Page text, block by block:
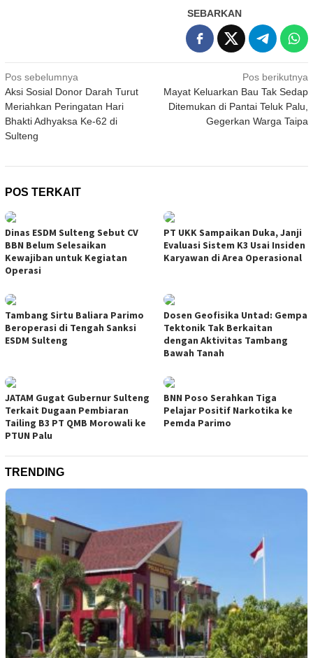
SEBARKAN
Navigasi
pos
Pos sebelumnya
Aksi Sosial Donor Darah Turut
Meriahkan Peringatan Hari
Bhakti Adhyaksa Ke-62 di
Sulteng
Pos berikutnya
Mayat Keluarkan Bau Tak Sedap
Ditemukan di Pantai Teluk Palu,
Gegerkan Warga Taipa
POS TERKAIT
Dinas ESDM Sulteng Sebut CV
BBN Belum Selesaikan
Kewajiban untuk Kegiatan
Operasi
PT UKK Sampaikan Duka, Janji
Evaluasi Sistem K3 Usai Insiden
Karyawan di Area Operasional
Tambang Sirtu Baliara Parimo
Beroperasi di Tengah Sanksi
ESDM Sulteng
Dosen Geofisika Untad: Gempa
Tektonik Tak Berkaitan
dengan Aktivitas Tambang
Bawah Tanah
JATAM Gugat Gubernur Sulteng
Terkait Dugaan Pembiaran
Tailing B3 PT QMB Morowali ke
PTUN Palu
BNN Poso Serahkan Tiga
Pelajar Positif Narkotika ke
Pemda Parimo
TRENDING